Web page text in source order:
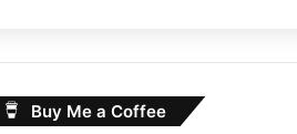
Buy Me a Coffee